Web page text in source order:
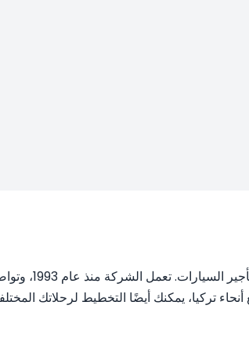
تظهر كواحدة
تركيا، يمكنك أيضًا التخطيط لرحلاتك